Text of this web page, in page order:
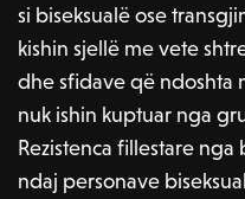
si biseksualë ose
kishin sjellë me vete
dhe sfidave që ndoshta
nuk ishin kuptuar nga
Rezistenca fillestare
ndaj personave